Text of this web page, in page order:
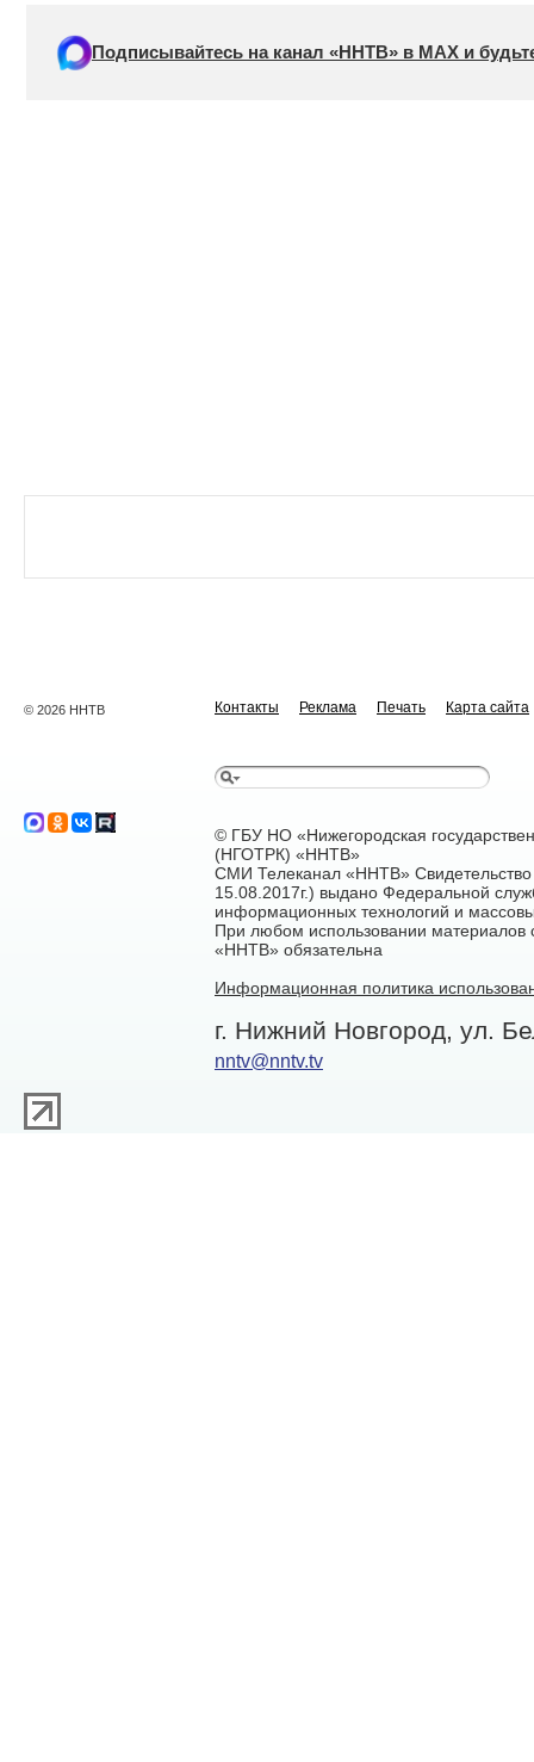
Подписывайтесь на канал «ННТВ» в МАХ и
© 2026 ННТВ Контакты Реклама Печать Карта сайта
© ГБУ НО «Нижегородская
(НГОТРК) «ННТВ»
СМИ Телеканал «ННТВ»
15.08.2017г.) выдано Федеральной
информационных технологий и
При любом использовании материалов
«ННТВ» обязательна
Информационная политика
г. Нижний Новгород, ул.
nntv@nntv.tv